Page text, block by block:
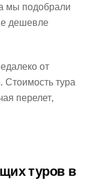
мы подобрали
дешевле
от
Стоимость тура
перелет,
туров в